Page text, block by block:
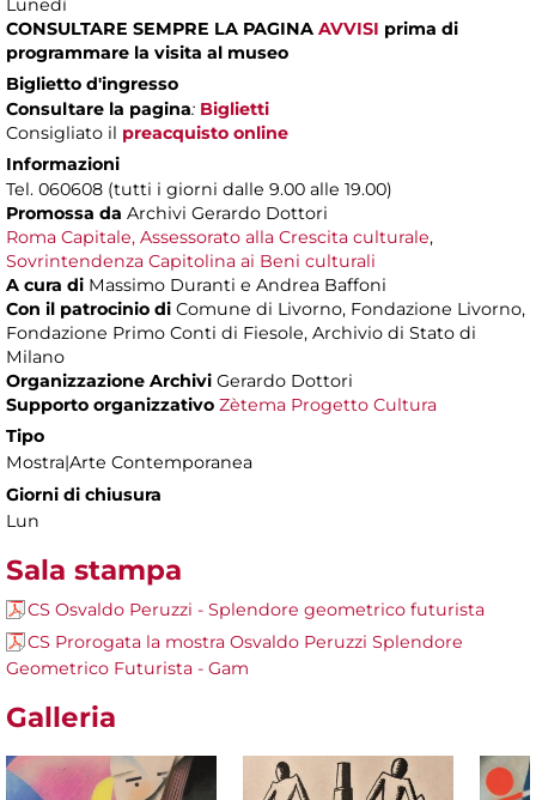
Lunedì
CONSULTARE SEMPRE LA PAGINA AVVISI prima di
programmare la visita al museo
Biglietto d'ingresso
Consultare la pagina: Biglietti
Consigliato il preacquisto online
Informazioni
Tel. 060608 (tutti i giorni dalle 9.00 alle 19.00)
Promossa da Archivi Gerardo Dottori
Roma Capitale, Assessorato alla Crescita culturale,
Sovrintendenza Capitolina ai Beni culturali
A cura di Massimo Duranti e Andrea Baffoni
Con il patrocinio di Comune di Livorno, Fondazione Livorno,
Fondazione Primo Conti di Fiesole, Archivio di Stato di
Milano
Organizzazione Archivi Gerardo Dottori
Supporto organizzativo Zètema Progetto Cultura
Tipo
Mostra|Arte Contemporanea
Giorni di chiusura
Lun
Sala stampa
CS Osvaldo Peruzzi - Splendore geometrico futurista
CS Prorogata la mostra Osvaldo Peruzzi Splendore
Geometrico Futurista - Gam
Galleria